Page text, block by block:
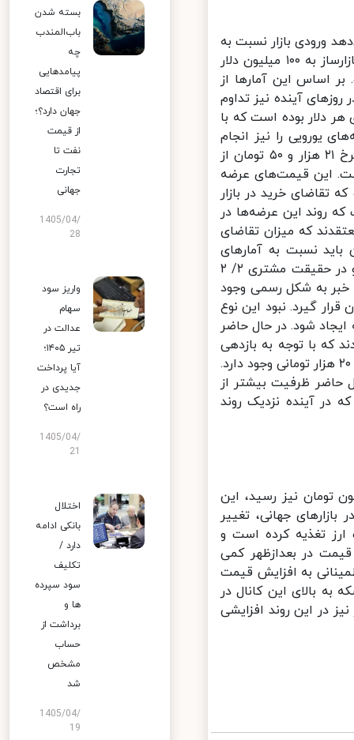
ورودی بازار نسبت به
روزهای قبل تقویت شده است. روز گذشته خبرگزاری تسنیم اعلام کرد که بازارساز به ۱۰۰ میلیون دلار
رفته است. بر اساس این آمارها از
در روزهای آینده نیز تداوم
با قیمت ۱۸ هزار و ۸۹۰ تومان برای هر دلار بوده است که با
یورویی را نیز انجام
داد، براساس آمارهای منتشر شده، صبح روز گذشته ۵/ ۲ میلیون یورو با نرخ ۲۱ هزار و ۵۰ تومان از
یورو معامله شده است. این قیمت‌های عرضه
خرید در بازار
روند این عرضه‌ها در
که میزان تقاضای
باید نسبت به آمارهای
موجود در بازار شفاف‌سازی شود که این عرضه به چه شکل صورت می‌گیرد و در حقیقت مشتری ۲/ ۲
به شکل رسمی وجود
گیرد. نبود این نوع
شود. در حال حاضر
که با توجه به بازدهی
بالای سایر بازارهای موازی، امکان تعدیل قیمتی و حرکت به سمت بالای کانال ۲۰ هزار تومانی وجود دارد.
ظرفیت بیشتر از
آینده نزدیک روند
سکه افزایشی بود و به بالاتر از کانال ۹ میلیون تومان نیز رسید، این
جهانی، تغییر
تغذیه کرده است و
البته این قیمت در بعدازظهر کمی
همچنان اطمینانی به افزایش قیمت
سکه به بالای این کانال در
در این روند افزایشی
بسته شدن
باب‌المندب
چه
پیامدهایی
برای اقتصاد
جهان دارد؟؛
از قیمت
نفت تا
تجارت
جهانی
1405/04/
28
واریز سود
سهام
عدالت در
تیر ۱۴۰۵؛
آیا پرداخت
جدیدی در
راه است؟
1405/04/
اختلال
بانکی ادامه
دارد /
تکلیف
سود سپرده
ها و
برداشت از
حساب
مشخص
شد
1405/04/
19